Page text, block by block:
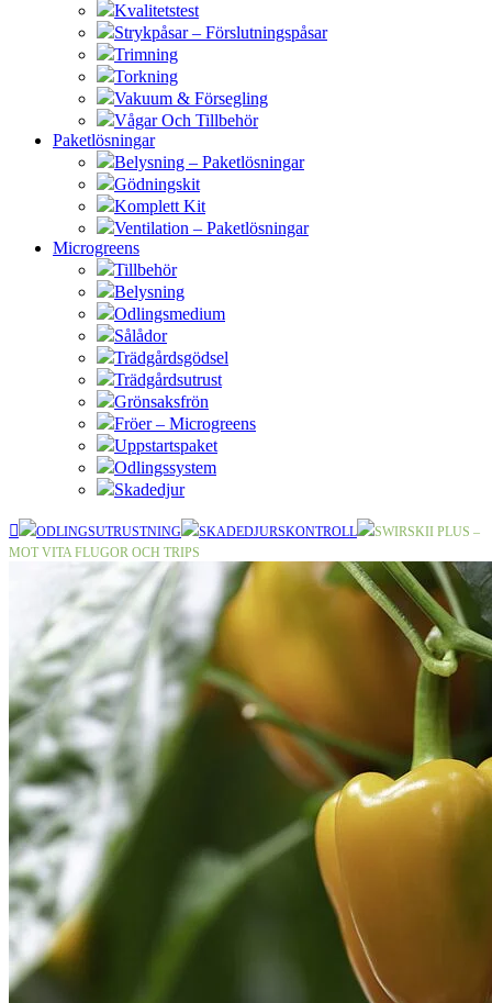
Kvalitetstest
Strykpåsar – Förslutningspåsar
Trimning
Torkning
Vakuum & Försegling
Vågar Och Tillbehör
Paketlösningar
Belysning – Paketlösningar
Gödningskit
Komplett Kit
Ventilation – Paketlösningar
Microgreens
Tillbehör
Belysning
Odlingsmedium
Sålådor
Trädgårdsgödsel
Trädgårdsutrust
Grönsaksfrön
Fröer – Microgreens
Uppstartspaket
Odlingssystem
Skadedjur
ODLINGSUTRUSTNING SKADEDJURSKONTROLL
SWIRSKII PLUS –
MOT VITA FLUGOR OCH TRIPS